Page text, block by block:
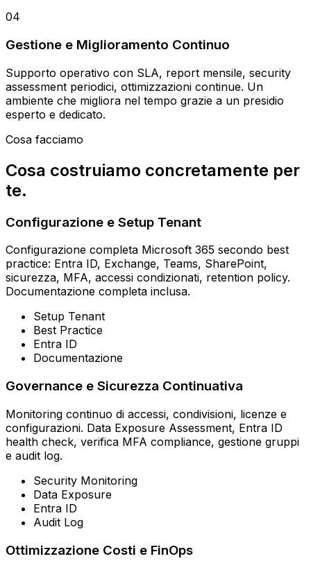
04
Gestione e Miglioramento Continuo
Supporto operativo con SLA, report mensile, security
assessment periodici, ottimizzazioni continue. Un
ambiente che migliora nel tempo grazie a un presidio
esperto e dedicato.
Cosa facciamo
Cosa costruiamo concretamente per
te.
Configurazione e Setup Tenant
Configurazione completa Microsoft 365 secondo best
practice: Entra ID, Exchange, Teams, SharePoint,
sicurezza, MFA, accessi condizionati, retention policy.
Documentazione completa inclusa.
Setup Tenant
Best Practice
Entra ID
Documentazione
Governance e Sicurezza Continuativa
Monitoring continuo di accessi, condivisioni, licenze e
configurazioni. Data Exposure Assessment, Entra ID
health check, verifica MFA compliance, gestione gruppi
e audit log.
Security Monitoring
Data Exposure
Entra ID
Audit Log
Ottimizzazione Costi e FinOps